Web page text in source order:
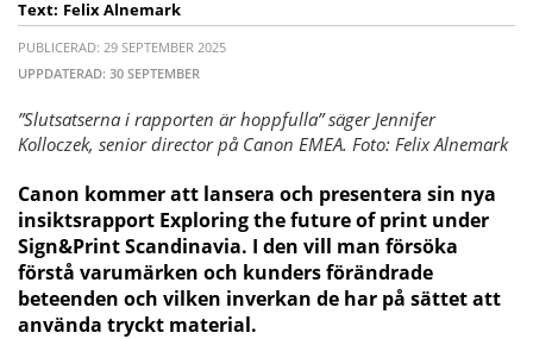
Text: Felix Alnemark
PUBLICERAD: 29 SEPTEMBER 2025
UPPDATERAD: 30 SEPTEMBER
”Slutsatserna i rapporten är hoppfulla” säger Jennifer
Kolloczek, senior director på Canon EMEA. Foto: Felix Alnemark
Canon kommer att lansera och presentera sin nya
insiktsrapport Exploring the future of print under
Sign&Print Scandinavia. I den vill man försöka
förstå varumärken och kunders förändrade
beteenden och vilken inverkan de har på sättet att
använda tryckt material.